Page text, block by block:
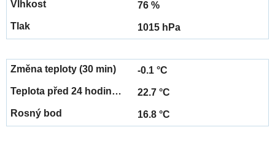
76 %
1015 hPa
-0.1 °C
22.7 °C
16.8 °C